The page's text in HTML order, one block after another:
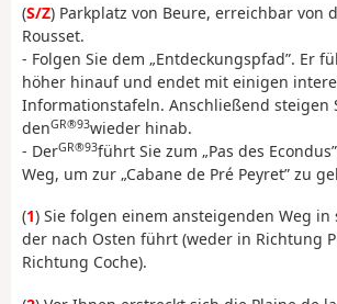
(S/Z) Parkplatz von Beure, erreichbar von
Rousset.
- Folgen Sie dem „Entdeckungspfad”. Er
höher hinauf und endet mit einigen
Informationstafeln. Anschließend steigen
denGR®93wieder hinab.
- DerGR®93führt Sie zum „Pas des
Weg, um zur „Cabane de Pré Peyret” zu
(1) Sie folgen einem ansteigenden Weg in
der nach Osten führt (weder in Richtung
Richtung Coche).